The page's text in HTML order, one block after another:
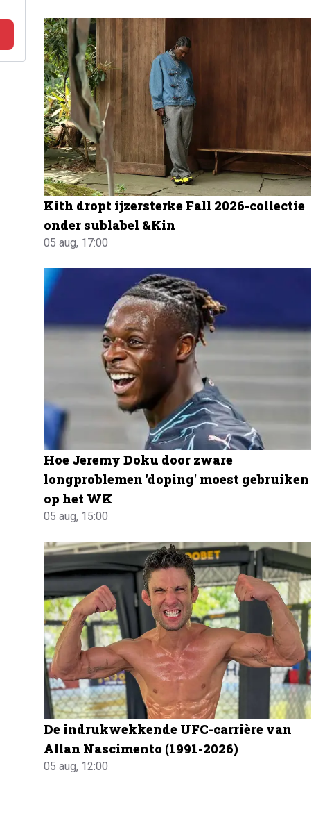
Kith dropt ijzersterke Fall 2026-collectie
onder sublabel &Kin
05 aug, 17:00
Hoe Jeremy Doku door zware
longproblemen 'doping' moest gebruiken
op het WK
05 aug, 15:00
De indrukwekkende UFC-carrière van
Allan Nascimento (1991-2026)
05 aug, 12:00